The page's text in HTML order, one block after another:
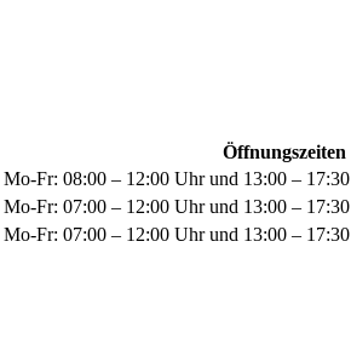
Öffnungszeiten
Mo-Fr: 08:00 – 12:00 Uhr und 13:00 –
Mo-Fr: 07:00 – 12:00 Uhr und 13:00 –
Mo-Fr: 07:00 – 12:00 Uhr und 13:00 –